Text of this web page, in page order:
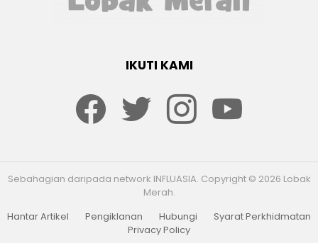
IKUTI KAMI
Sebahagian daripada network INFLUASIA. Copyright © 2026 Lobak
Merah.
Hantar Artikel
Pengiklanan Hubungi
Syarat Perkhidmatan
Privacy Policy